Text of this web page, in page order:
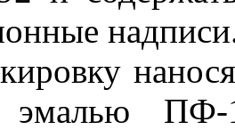
эмалью